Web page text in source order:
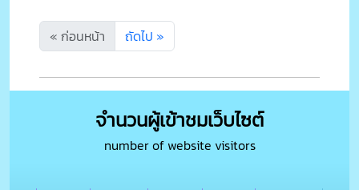
« ก่อนหน้า ถัดไป »
จำนวนผู้เข้าชมเว็บไซต์
number of website visitors